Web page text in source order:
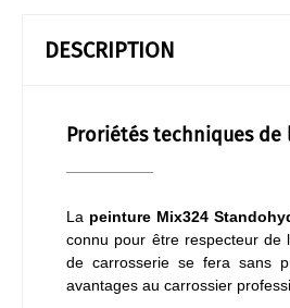
DESCRIPTION
Proriétés techniques de
La peinture Mix324
connu pour être respecteur de
de carrosserie se fera sans
avantages au carrossier